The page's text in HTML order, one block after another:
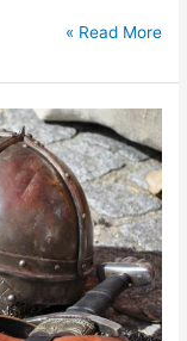
c
e
b
o
o
k
st
o
d
o
n
l
Read More »
לארפ
בראי
פסיכולוגי:
עיצות
להתמודדות
עם
התקפי
חרדה
ותגובות